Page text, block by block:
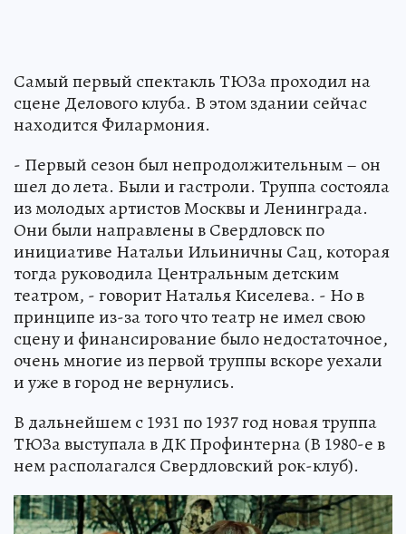
Самый первый спектакль ТЮЗа проходил на
сцене Делового клуба. В этом здании сейчас
находится Филармония.
- Первый сезон был непродолжительным – он
шел до лета. Были и гастроли. Труппа состояла
из молодых артистов Москвы и Ленинграда.
Они были направлены в Свердловск по
инициативе Натальи Ильиничны Сац, которая
тогда руководила Центральным детским
театром, - говорит Наталья Киселева. - Но в
принципе из-за того что театр не имел свою
сцену и финансирование было недостаточное,
очень многие из первой труппы вскоре уехали
и уже в город не вернулись.
В дальнейшем с 1931 по 1937 год новая труппа
ТЮЗа выступала в ДК Профинтерна (В 1980-е в
нем располагался Свердловский рок-клуб).